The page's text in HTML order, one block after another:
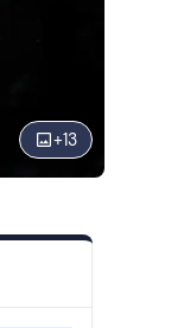
+13